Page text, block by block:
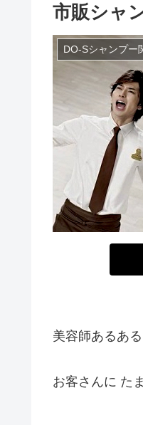
市販シャ
DO-Sシャンプー
美容師あるあ
お客さんに た